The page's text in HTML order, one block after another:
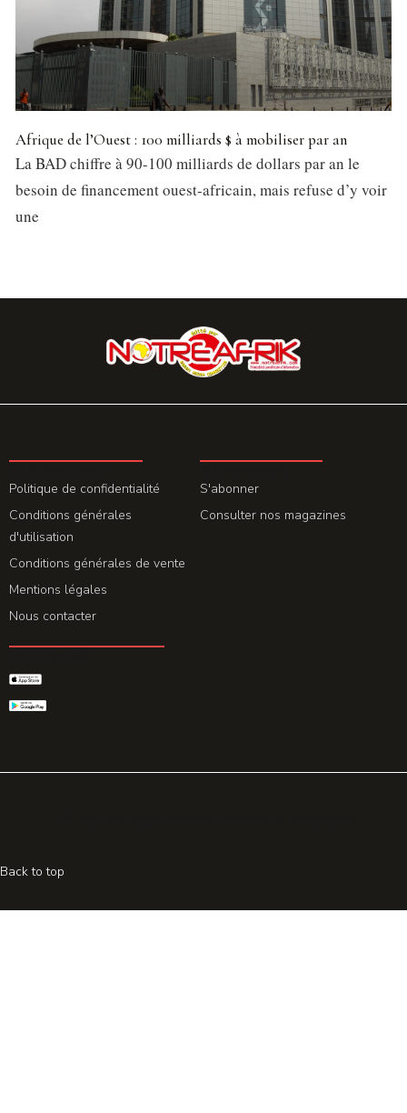
Afrique de l’Ouest : 100 milliards $ à mobiliser par an
La BAD chiffre à 90-100 milliards de dollars par an le
besoin de financement ouest-africain, mais refuse d’y voir
une
Politique de confidentialité
Conditions générales
d'utilisation
Conditions générales de vente
Mentions légales
Nous contacter
S'abonner
Consulter nos magazines
Back to top